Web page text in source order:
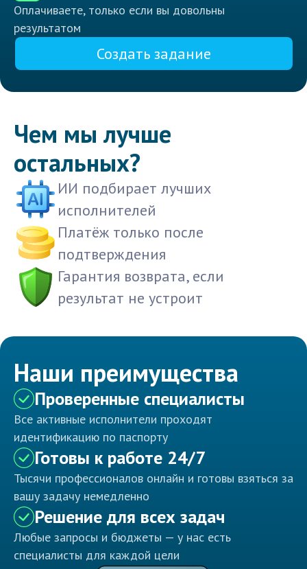
Оплачиваете, только если вы довольны
результатом
Создать задание
Чем мы лучше
остальных?
ИИ подбирает лучших
исполнителей
Платёж только после
подтверждения
Гарантия возврата, если
результат не устроит
Наши преимущества
Проверенные специалисты
Все активные исполнители проходят
идентификацию по паспорту
Готовы к работе 24/7
Тысячи профессионалов онлайн и готовы взяться за
вашу задачу немедленно
Решение для всех задач
Любые запросы и бюджеты — у нас есть
специалисты для каждой цели